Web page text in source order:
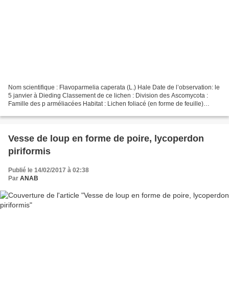
Nom scientifique : Flavoparmelia caperata (L.) Hale Date de l’observation: le
5 janvier à Dieding Classement de ce lichen : Division des Ascomycota :
Famille des p arméliacées Habitat : Lichen foliacé (en forme de feuille)
Vesse de loup en forme de poire, lycoperdon
piriformis
Publié le 14/02/2017 à 02:38
Par ANAB